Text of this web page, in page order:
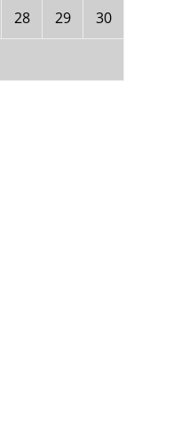
28 29 30